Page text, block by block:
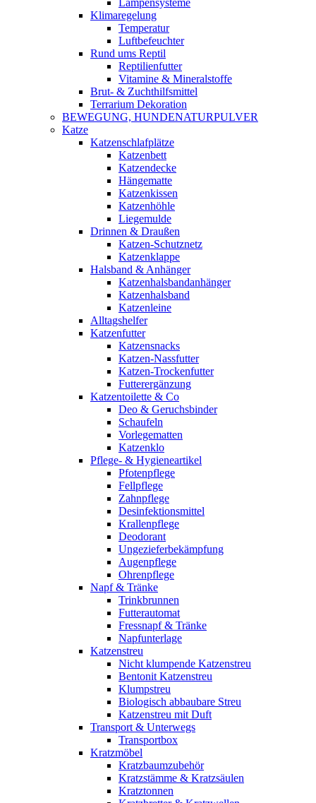
Lampensysteme
Klimaregelung
Temperatur
Luftbefeuchter
Rund ums Reptil
Reptilienfutter
Vitamine & Mineralstoffe
Brut- & Zuchthilfsmittel
Terrarium Dekoration
BEWEGUNG, HUNDENATURPULVER
Katze
Katzenschlafplätze
Katzenbett
Katzendecke
Hängematte
Katzenkissen
Katzenhöhle
Liegemulde
Drinnen & Draußen
Katzen-Schutznetz
Katzenklappe
Halsband & Anhänger
Katzenhalsbandanhänger
Katzenhalsband
Katzenleine
Alltagshelfer
Katzenfutter
Katzensnacks
Katzen-Nassfutter
Katzen-Trockenfutter
Futterergänzung
Katzentoilette & Co
Deo & Geruchsbinder
Schaufeln
Vorlegematten
Katzenklo
Pflege- & Hygieneartikel
Pfotenpflege
Fellpflege
Zahnpflege
Desinfektionsmittel
Krallenpflege
Deodorant
Ungezieferbekämpfung
Augenpflege
Ohrenpflege
Napf & Tränke
Trinkbrunnen
Futterautomat
Fressnapf & Tränke
Napfunterlage
Katzenstreu
Nicht klumpende Katzenstreu
Bentonit Katzenstreu
Klumpstreu
Biologisch abbaubare Streu
Katzenstreu mit Duft
Transport & Unterwegs
Transportbox
Kratzmöbel
Kratzbaumzubehör
Kratzstämme & Kratzsäulen
Kratztonnen